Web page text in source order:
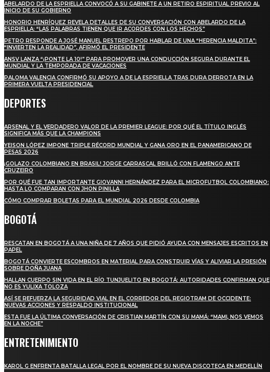
ABELARDO DE LA ESPRIELLA CONVOCÓ A SU GABINETE A UN RETIRO ESPIRITUAL PREVIO AL
INICIO DE SU GOBIERNO
HONORIO HENRÍQUEZ REVELA DETALLES DE SU CONVERSACIÓN CON ABELARDO DE LA
ESPRIELLA: “LAS PALABRAS TIENEN QUE IR ACORDES CON LOS HECHOS”
PETRO RESPONDE A JOSÉ MANUEL RESTREPO POR HABLAR DE UNA “HERENCIA MALDITA”:
“INVIERTEN LA REALIDAD”, AFIRMÓ EL PRESIDENTE
ANSV LANZA “¡PONTE LA 10!” PARA PROMOVER UNA CONDUCCIÓN SEGURA DURANTE EL
MUNDIAL Y LA TEMPORADA DE VACACIONES
PALOMA VALENCIA CONFIRMÓ SU APOYO A DE LA ESPRIELLA TRAS DURA DERROTA EN LA
PRIMERA VUELTA PRESIDENCIAL
DEPORTES
ARSENAL Y EL VERDADERO VALOR DE LA PREMIER LEAGUE: POR QUÉ EL TÍTULO INGLÉS
SIGNIFICA MÁS QUE LA CHAMPIONS
YEISON LÓPEZ IMPONE TRIPLE RÉCORD MUNDIAL Y GANA ORO EN EL PANAMERICANO DE
PESAS 2026
¡GOLAZO COLOMBIANO EN BRASIL! JORGE CARRASCAL BRILLÓ CON FLAMENGO ANTE
CRUZEIRO
POR QUÉ FUE TAN IMPORTANTE GIOVANNI HERNÁNDEZ PARA EL MICROFUTBOL COLOMBIANO:
HASTA LO COMPARAN CON JHON PINILLA
CÓMO COMPRAR BOLETAS PARA EL MUNDIAL 2026 DESDE COLOMBIA
BOGOTÁ
RESCATAN EN BOGOTÁ A UNA NIÑA DE 7 AÑOS QUE PIDIÓ AYUDA CON MENSAJES ESCRITOS EN
PAPEL
BOGOTÁ CONVIERTE ESCOMBROS EN MATERIAL PARA CONSTRUIR VÍAS Y ALIVIAR LA PRESIÓN
SOBRE DOÑA JUANA
HALLAN CUERPO SIN VIDA EN EL RÍO TUNJUELITO EN BOGOTÁ: AUTORIDADES CONFIRMAN QUE
NO ES YULIXA TOLOZA
ASÍ SE REFUERZA LA SEGURIDAD VIAL EN EL CORREDOR DEL REGIOTRAM DE OCCIDENTE:
NUEVAS ACCIONES Y RESPALDO INSTITUCIONAL
ESTA FUE LA ÚLTIMA CONVERSACIÓN DE CRISTIAN MARTÍN CON SU MAMÁ: “MAMI, NOS VEMOS
EN LA NOCHE”
ENTRETENIMIENTO
KAROL G ENFRENTA BATALLA LEGAL POR EL NOMBRE DE SU NUEVA DISCOTECA EN MEDELLÍN